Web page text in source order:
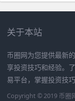
关于本站
币圈网为您提供最新
享投资技巧和经验。
易平台，掌握投资技
Copyright © 2019 币圈